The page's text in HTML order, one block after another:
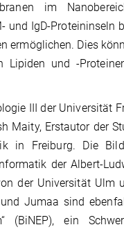
im
und IgD-Proteininseln
ermöglichen. Dies
Lipiden und -
III der Universität
Maity, Erstautor der
in Freiburg. Die
der Albert-
der Universität Ulm
Jumaa sind
(BiNEP), ein